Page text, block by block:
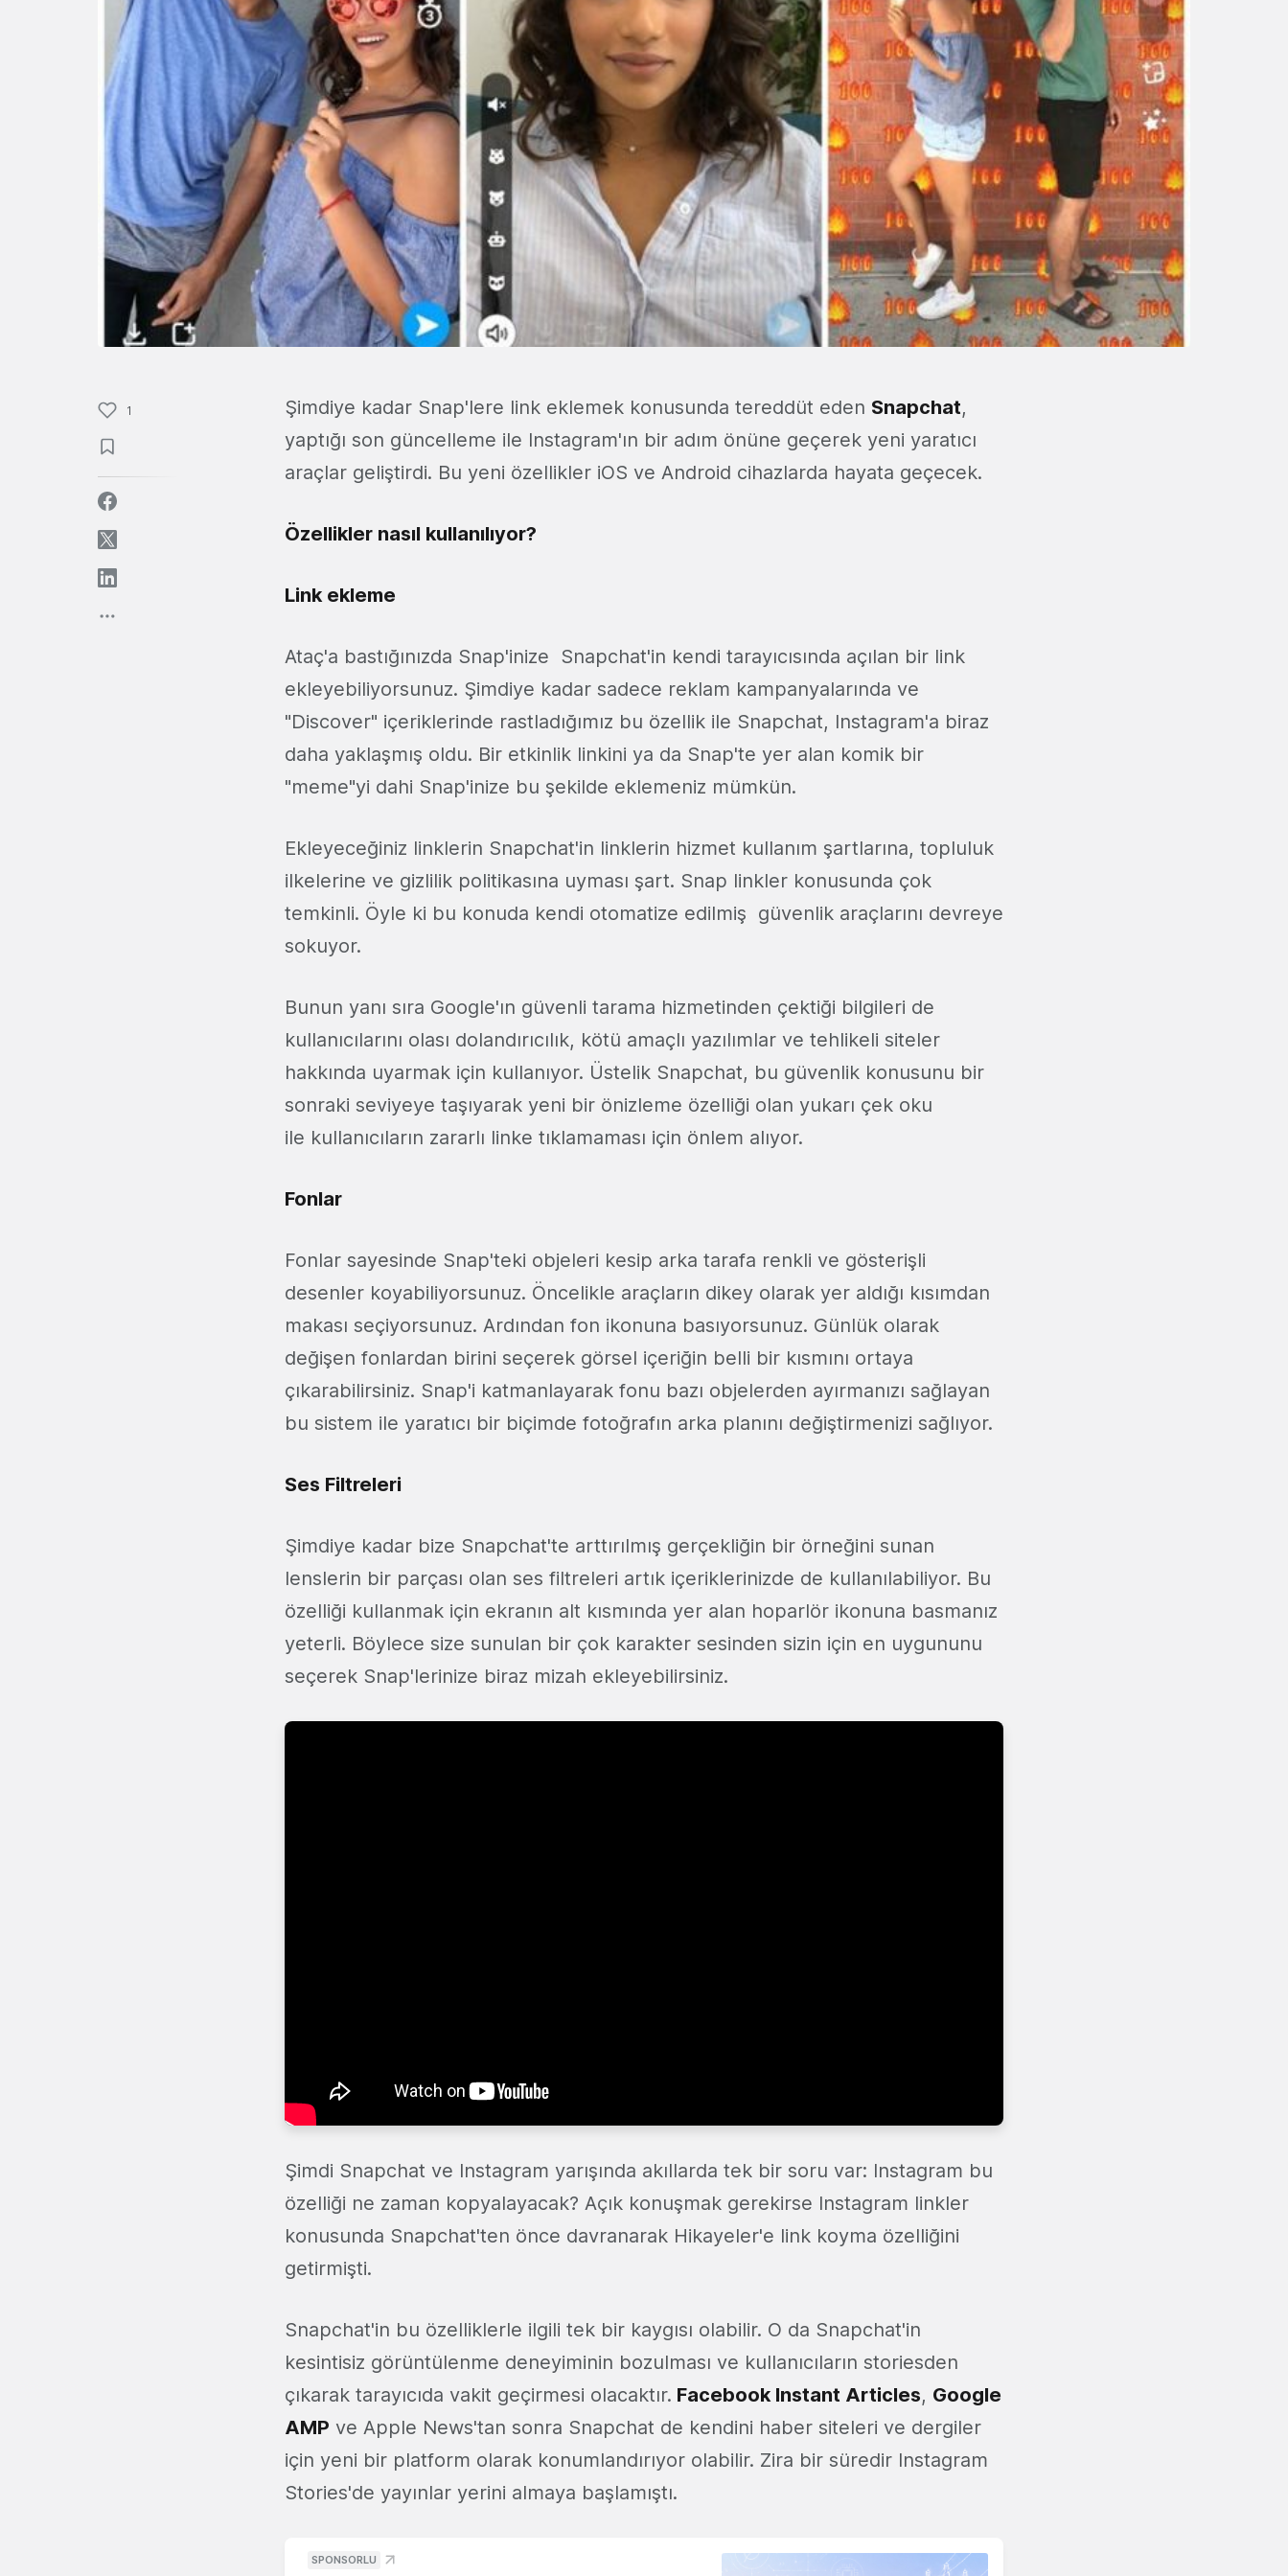
1 Şimdiye kadar Snap'lere link eklemek konusunda tereddüt eden Snapchat,
yaptığı son güncelleme ile Instagram'ın bir adım önüne geçerek yeni yaratıcı
araçlar geliştirdi. Bu yeni özellikler iOS ve Android cihazlarda hayata geçecek.
Özellikler nasıl kullanılıyor?
Link ekleme
Ataç'a bastığınızda Snap'inize Snapchat'in kendi tarayıcısında açılan bir link
ekleyebiliyorsunuz. Şimdiye kadar sadece reklam kampanyalarında ve
"Discover" içeriklerinde rastladığımız bu özellik ile Snapchat, Instagram'a biraz
daha yaklaşmış oldu. Bir etkinlik linkini ya da Snap'te yer alan komik bir
"meme"yi dahi Snap'inize bu şekilde eklemeniz mümkün.
Ekleyeceğiniz linklerin Snapchat'in linklerin hizmet kullanım şartlarına, topluluk
ilkelerine ve gizlilik politikasına uyması şart. Snap linkler konusunda çok
temkinli. Öyle ki bu konuda kendi otomatize edilmiş güvenlik araçlarını devreye
sokuyor.
Bunun yanı sıra Google'ın güvenli tarama hizmetinden çektiği bilgileri de
kullanıcılarını olası dolandırıcılık, kötü amaçlı yazılımlar ve tehlikeli siteler
hakkında uyarmak için kullanıyor. Üstelik Snapchat, bu güvenlik konusunu bir
sonraki seviyeye taşıyarak yeni bir önizleme özelliği olan yukarı çek oku
ile kullanıcıların zararlı linke tıklamaması için önlem alıyor.
Fonlar
Fonlar sayesinde Snap'teki objeleri kesip arka tarafa renkli ve gösterişli
desenler koyabiliyorsunuz. Öncelikle araçların dikey olarak yer aldığı kısımdan
makası seçiyorsunuz. Ardından fon ikonuna basıyorsunuz. Günlük olarak
değişen fonlardan birini seçerek görsel içeriğin belli bir kısmını ortaya
çıkarabilirsiniz. Snap'i katmanlayarak fonu bazı objelerden ayırmanızı sağlayan
bu sistem ile yaratıcı bir biçimde fotoğrafın arka planını değiştirmenizi sağlıyor.
Ses Filtreleri
Şimdiye kadar bize Snapchat'te arttırılmış gerçekliğin bir örneğini sunan
lenslerin bir parçası olan ses filtreleri artık içeriklerinizde de kullanılabiliyor. Bu
özelliği kullanmak için ekranın alt kısmında yer alan hoparlör ikonuna basmanız
yeterli. Böylece size sunulan bir çok karakter sesinden sizin için en uygununu
seçerek Snap'lerinize biraz mizah ekleyebilirsiniz.
Şimdi Snapchat ve Instagram yarışında akıllarda tek bir soru var: Instagram bu
özelliği ne zaman kopyalayacak? Açık konuşmak gerekirse Instagram linkler
konusunda Snapchat'ten önce davranarak Hikayeler'e link koyma özelliğini
getirmişti.
Snapchat'in bu özelliklerle ilgili tek bir kaygısı olabilir. O da Snapchat'in
kesintisiz görüntülenme deneyiminin bozulması ve kullanıcıların storiesden
çıkarak tarayıcıda vakit geçirmesi olacaktır. Facebook Instant Articles, Google
AMP ve Apple News'tan sonra Snapchat de kendini haber siteleri ve dergiler
için yeni bir platform olarak konumlandırıyor olabilir. Zira bir süredir Instagram
Stories'de yayınlar yerini almaya başlamıştı.
SPONSORLU